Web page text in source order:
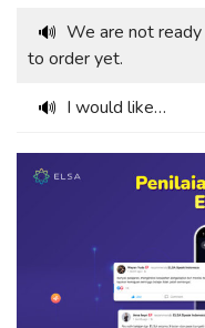
🔊 We are not ready
to order yet.
🔊 I would like…